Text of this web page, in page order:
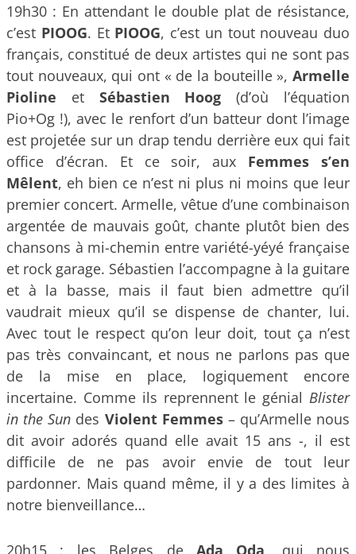
19h30 : En attendant le double plat de résistance,
c’est PIOOG. Et PIOOG, c’est un tout nouveau duo
français, constitué de deux artistes qui ne sont pas
tout nouveaux, qui ont « de la bouteille », Armelle
Pioline et Sébastien Hoog (d’où l’équation
Pio+Og !), avec le renfort d’un batteur dont l’image
est projetée sur un drap tendu derrière eux qui fait
office d’écran. Et ce soir, aux Femmes s’en
Mêlent, eh bien ce n’est ni plus ni moins que leur
premier concert. Armelle, vêtue d’une combinaison
argentée de mauvais goût, chante plutôt bien des
chansons à mi-chemin entre variété-yéyé française
et rock garage. Sébastien l’accompagne à la guitare
et à la basse, mais il faut bien admettre qu’il
vaudrait mieux qu’il se dispense de chanter, lui.
Avec tout le respect qu’on leur doit, tout ça n’est
pas très convaincant, et nous ne parlons pas que
de la mise en place, logiquement encore
incertaine. Comme ils reprennent le génial Blister
in the Sun des Violent Femmes– qu’Armelle nous
dit avoir adorés quand elle avait 15 ans -, il est
difficile de ne pas avoir envie de tout leur
pardonner. Mais quand même, il y a des limites à
notre bienveillance…